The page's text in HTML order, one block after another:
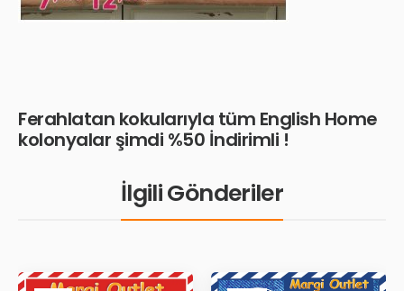
Ferahlatan kokularıyla tüm English Home
kolonyalar şimdi %50 İndirimli !
İlgili Gönderiler